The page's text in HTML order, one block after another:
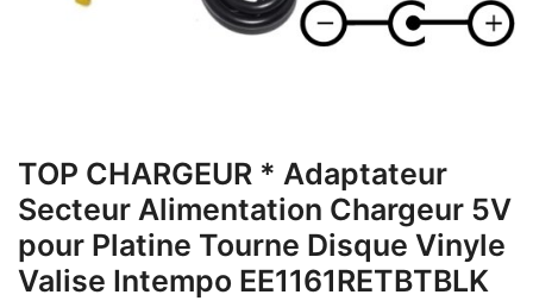
TOP CHARGEUR * Adaptateur
Secteur Alimentation Chargeur 5V
pour Platine Tourne Disque Vinyle
Valise Intempo EE1161RETBTBLK